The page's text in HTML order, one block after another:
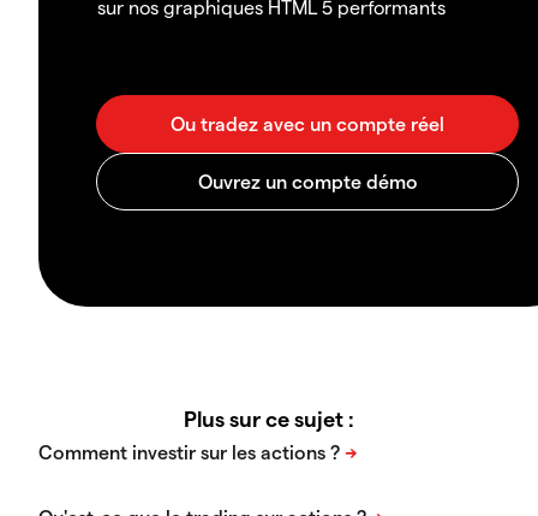
sur nos graphiques HTML 5 performants
Plus sur ce sujet :